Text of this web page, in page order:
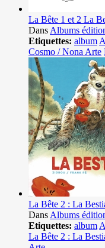
La Bête 1 et 2 La
Dans Albums
Etiquettes: album
Cosmo / Nona Arte
La Bête 2 : La
Dans Albums
Etiquettes: album
La Bête 2 : La